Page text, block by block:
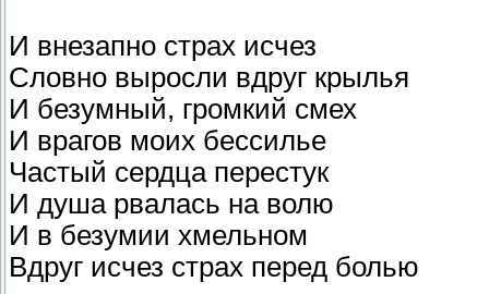
И внезапно страх исчез
Словно выросли вдруг крылья
И безумный, громкий смех
И врагов моих бессилье
Частый сердца перестук
И душа рвалась на волю
И в безумии хмельном
Вдруг исчез страх перед болью